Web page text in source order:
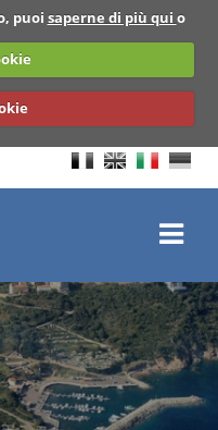
puoi saperne di più qui o